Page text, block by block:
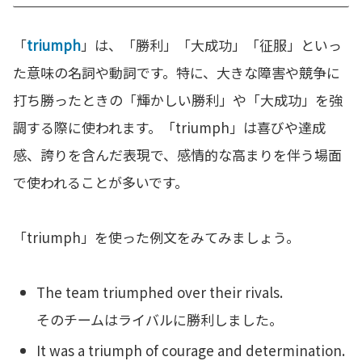
「triumph」は、「勝利」「大成功」「征服」といっ
た意味の名詞や動詞です。特に、大きな障害や競争に
打ち勝ったときの「輝かしい勝利」や「大成功」を強
調する際に使われます。「triumph」は喜びや達成
感、誇りを含んだ表現で、感情的な高まりを伴う場面
で使われることが多いです。
「triumph」を使った例文をみてみましょう。
The team triumphed over their rivals.
そのチームはライバルに勝利しました。
It was a triumph of courage and determination.